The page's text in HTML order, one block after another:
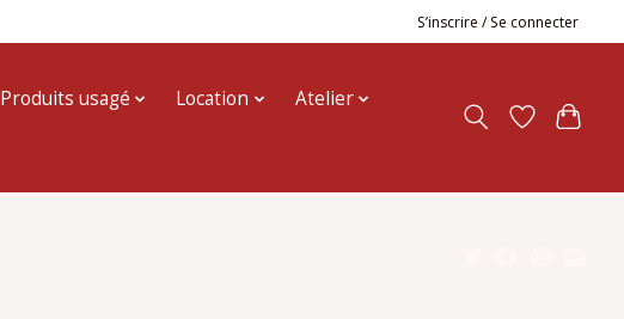
S’inscrire / Se connecter
Produits usagé Location
Atelier